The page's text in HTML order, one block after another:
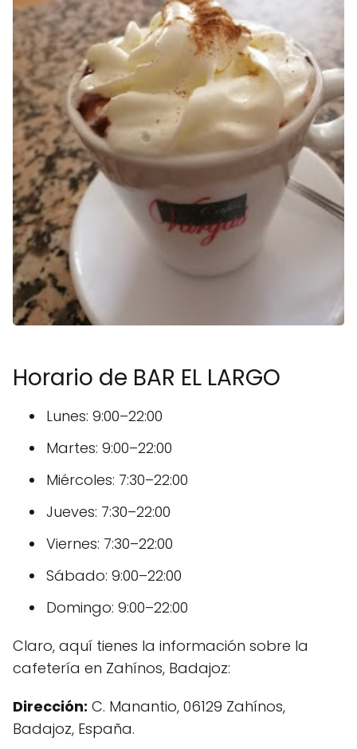
Horario de BAR EL LARGO
Lunes: 9:00–22:00
Martes: 9:00–22:00
Miércoles: 7:30–22:00
Jueves: 7:30–22:00
Viernes: 7:30–22:00
Sábado: 9:00–22:00
Domingo: 9:00–22:00
Claro, aquí tienes la información sobre la
cafetería en Zahínos, Badajoz:
Dirección: C. Manantio, 06129 Zahínos,
Badajoz, España.